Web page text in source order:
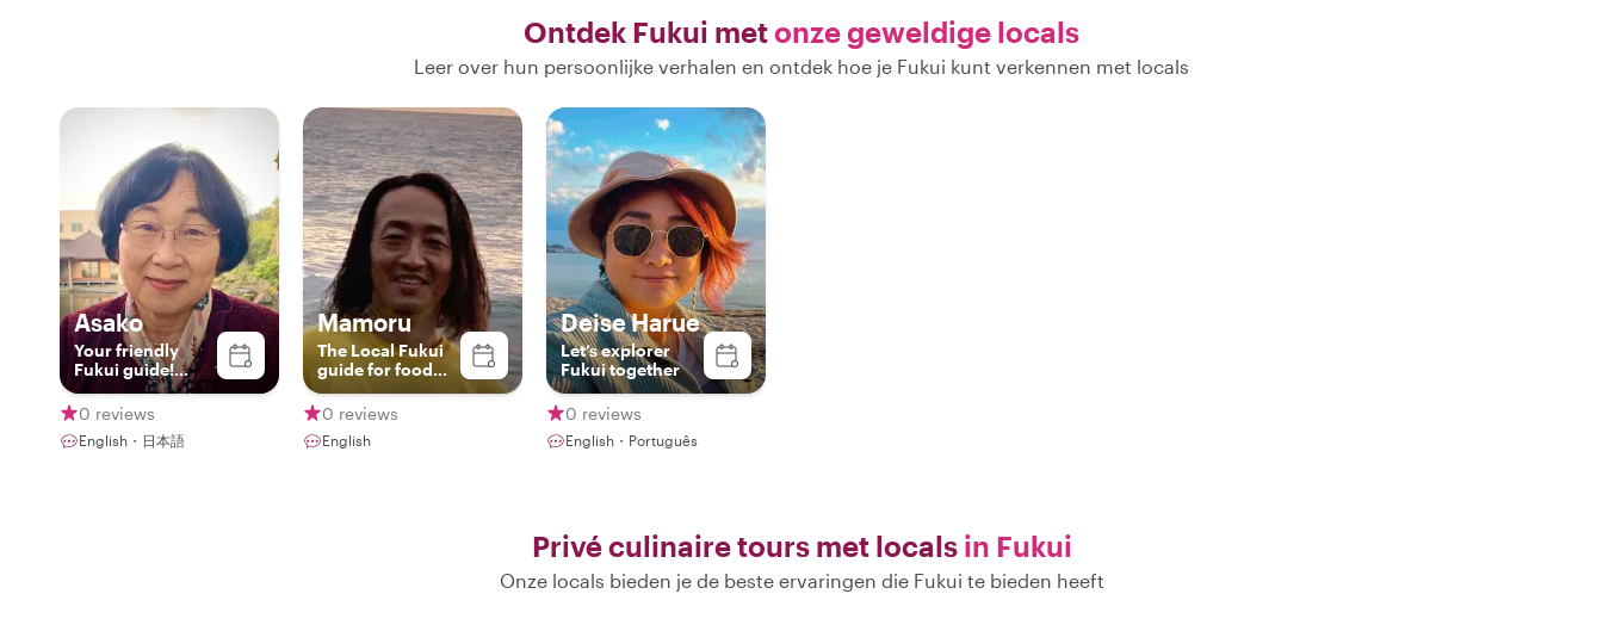
Ontdek Fukui metonze geweldige locals
Leer over hun persoonlijke verhalen en ontdek hoe je Fukui kunt verkennen met locals
Asako
Your friendly
Fukui guide!
English，
Japanese
0 reviews
English・日本語
Mamoru
The Local Fukui
guide for food
and train lover!
0 reviews
English
Deise Harue
Let’s explorer
Fukui together
0 reviews
English・Português
Privé culinaire tours met locals in Fukui
Onze locals bieden je de beste ervaringen die Fukui te bieden heeft